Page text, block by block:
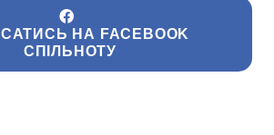
НА FACEBOOK
СПІЛЬНОТУ